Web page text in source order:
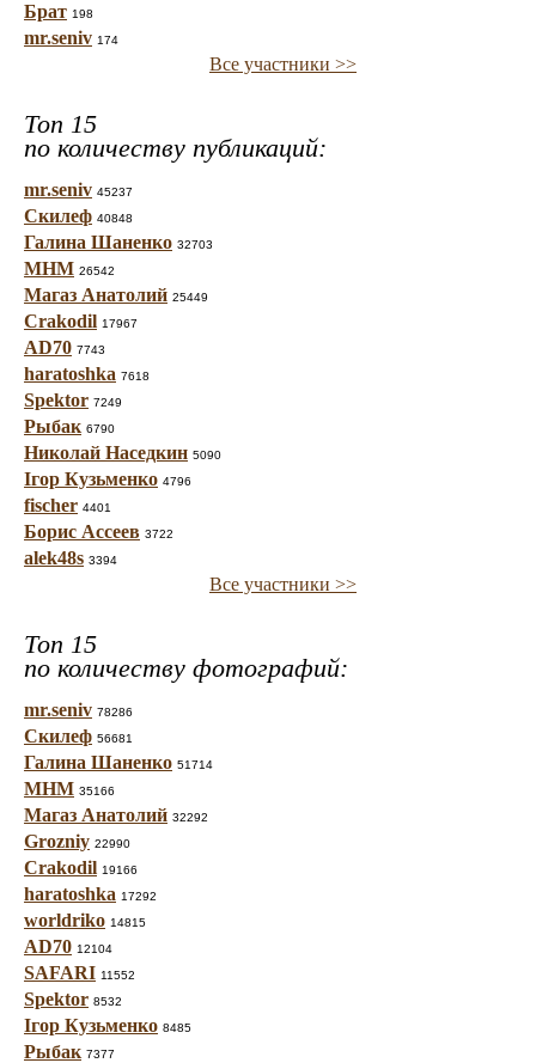
Брат 198
mr.seniv 174
Все участники >>
Топ 15
по количеству публикаций:
mr.seniv 45237
Скилеф 40848
Галина Шаненко 32703
МНМ 26542
Магаз Анатолий 25449
Crakodil 17967
AD70 7743
haratoshka 7618
Spektor 7249
Рыбак 6790
Николай Наседкин 5090
Ігор Кузьменко 4796
fischer 4401
Борис Ассеев 3722
alek48s 3394
Все участники >>
Топ 15
по количеству фотографий:
mr.seniv 78286
Скилеф 56681
Галина Шаненко 51714
МНМ 35166
Магаз Анатолий 32292
Grozniy 22990
Crakodil 19166
haratoshka 17292
worldriko 14815
AD70 12104
SAFARI 11552
Spektor 8532
Ігор Кузьменко 8485
Рыбак 7377